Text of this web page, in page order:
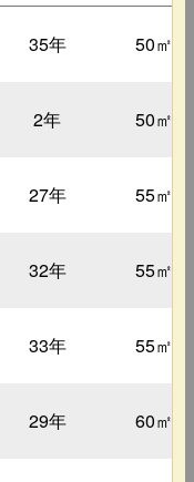
35年 50㎡
2年 50㎡
27年 55㎡
32年 55㎡
33年 55㎡
29年 60㎡